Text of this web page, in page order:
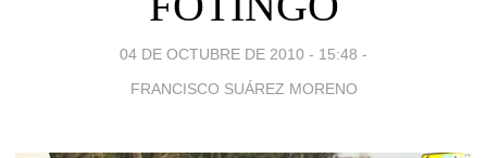
04 DE OCTUBRE DE 2010 - 15:48 -
FRANCISCO SUÁREZ MORENO